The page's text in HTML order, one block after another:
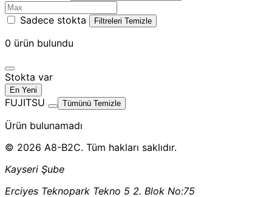
Sadece stokta Filtreleri Temizle
0 ürün bulundu
Stokta var
En Yeni
FUJITSU Tümünü Temizle
Ürün bulunamadı
© 2026 A8-B2C. Tüm hakları saklıdır.
Kayseri Şube
Erciyes Teknopark Tekno 5 2. Blok No:75